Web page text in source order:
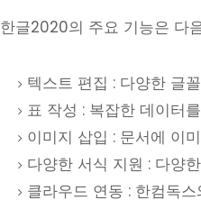
한글2020의 주요 기능은 다
텍스트 편집 : 다양한 글
표 작성 : 복잡한 데이터
이미지 삽입 : 문서에 이
다양한 서식 지원 : 다양
클라우드 연동 : 한컴독